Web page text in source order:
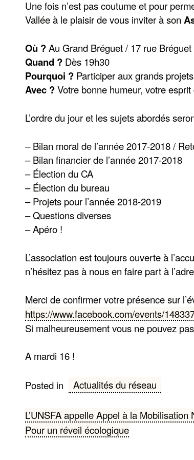
Une fois n’est pas coutume et pour
Vallée à le plaisir de vous inviter à son
Où ?Au Grand Bréguet / 17 rue
Quand ? Dès 19h30
Pourquoi ? Participer aux grands
Avec ?Votre bonne humeur, votre esprit
L’ordre du jour et les sujets abordés
– Bilan moral de l’année 2017-2018 /
– Bilan financier de l’année 2017-2018
– Élection du CA
– Élection du bureau
– Projets pour l’année 2018-2019
– Questions diverses
– Apéro !
L’association est toujours ouverte à
n’hésitez pas à nous en faire part à
Merci de confirmer votre présence sur
https://www.facebook.com/events/
Si malheureusement vous ne pouvez
A mardi 16 !
Posted in Actualités du réseau
Navigation
de
L’UNSFA appelle Appel à la Mobilisation
Pour un réveil écologique